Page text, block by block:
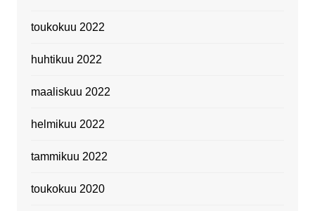
toukokuu 2022
huhtikuu 2022
maaliskuu 2022
helmikuu 2022
tammikuu 2022
toukokuu 2020